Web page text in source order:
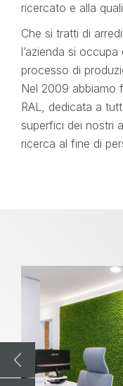
ricercato e alla
Che si tratti di
l’azienda si
processo di
Nel 2009 abbiamo
RAL, dedicata a
superfici dei nostri
ricerca al fine di